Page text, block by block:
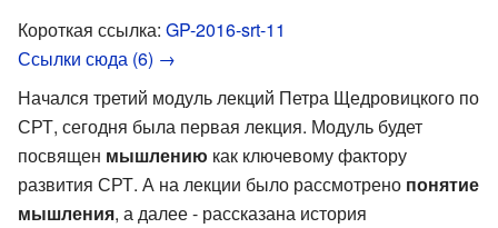
Короткая ссылка: GP-2016-srt-11
Ссылки сюда (6) →
Начался третий модуль лекций Петра Щедровицкого по
СРТ, сегодня была первая лекция. Модуль будет
посвящен мышлению как ключевому фактору
развития СРТ. А на лекции было рассмотрено понятие
мышления, а далее - рассказана история